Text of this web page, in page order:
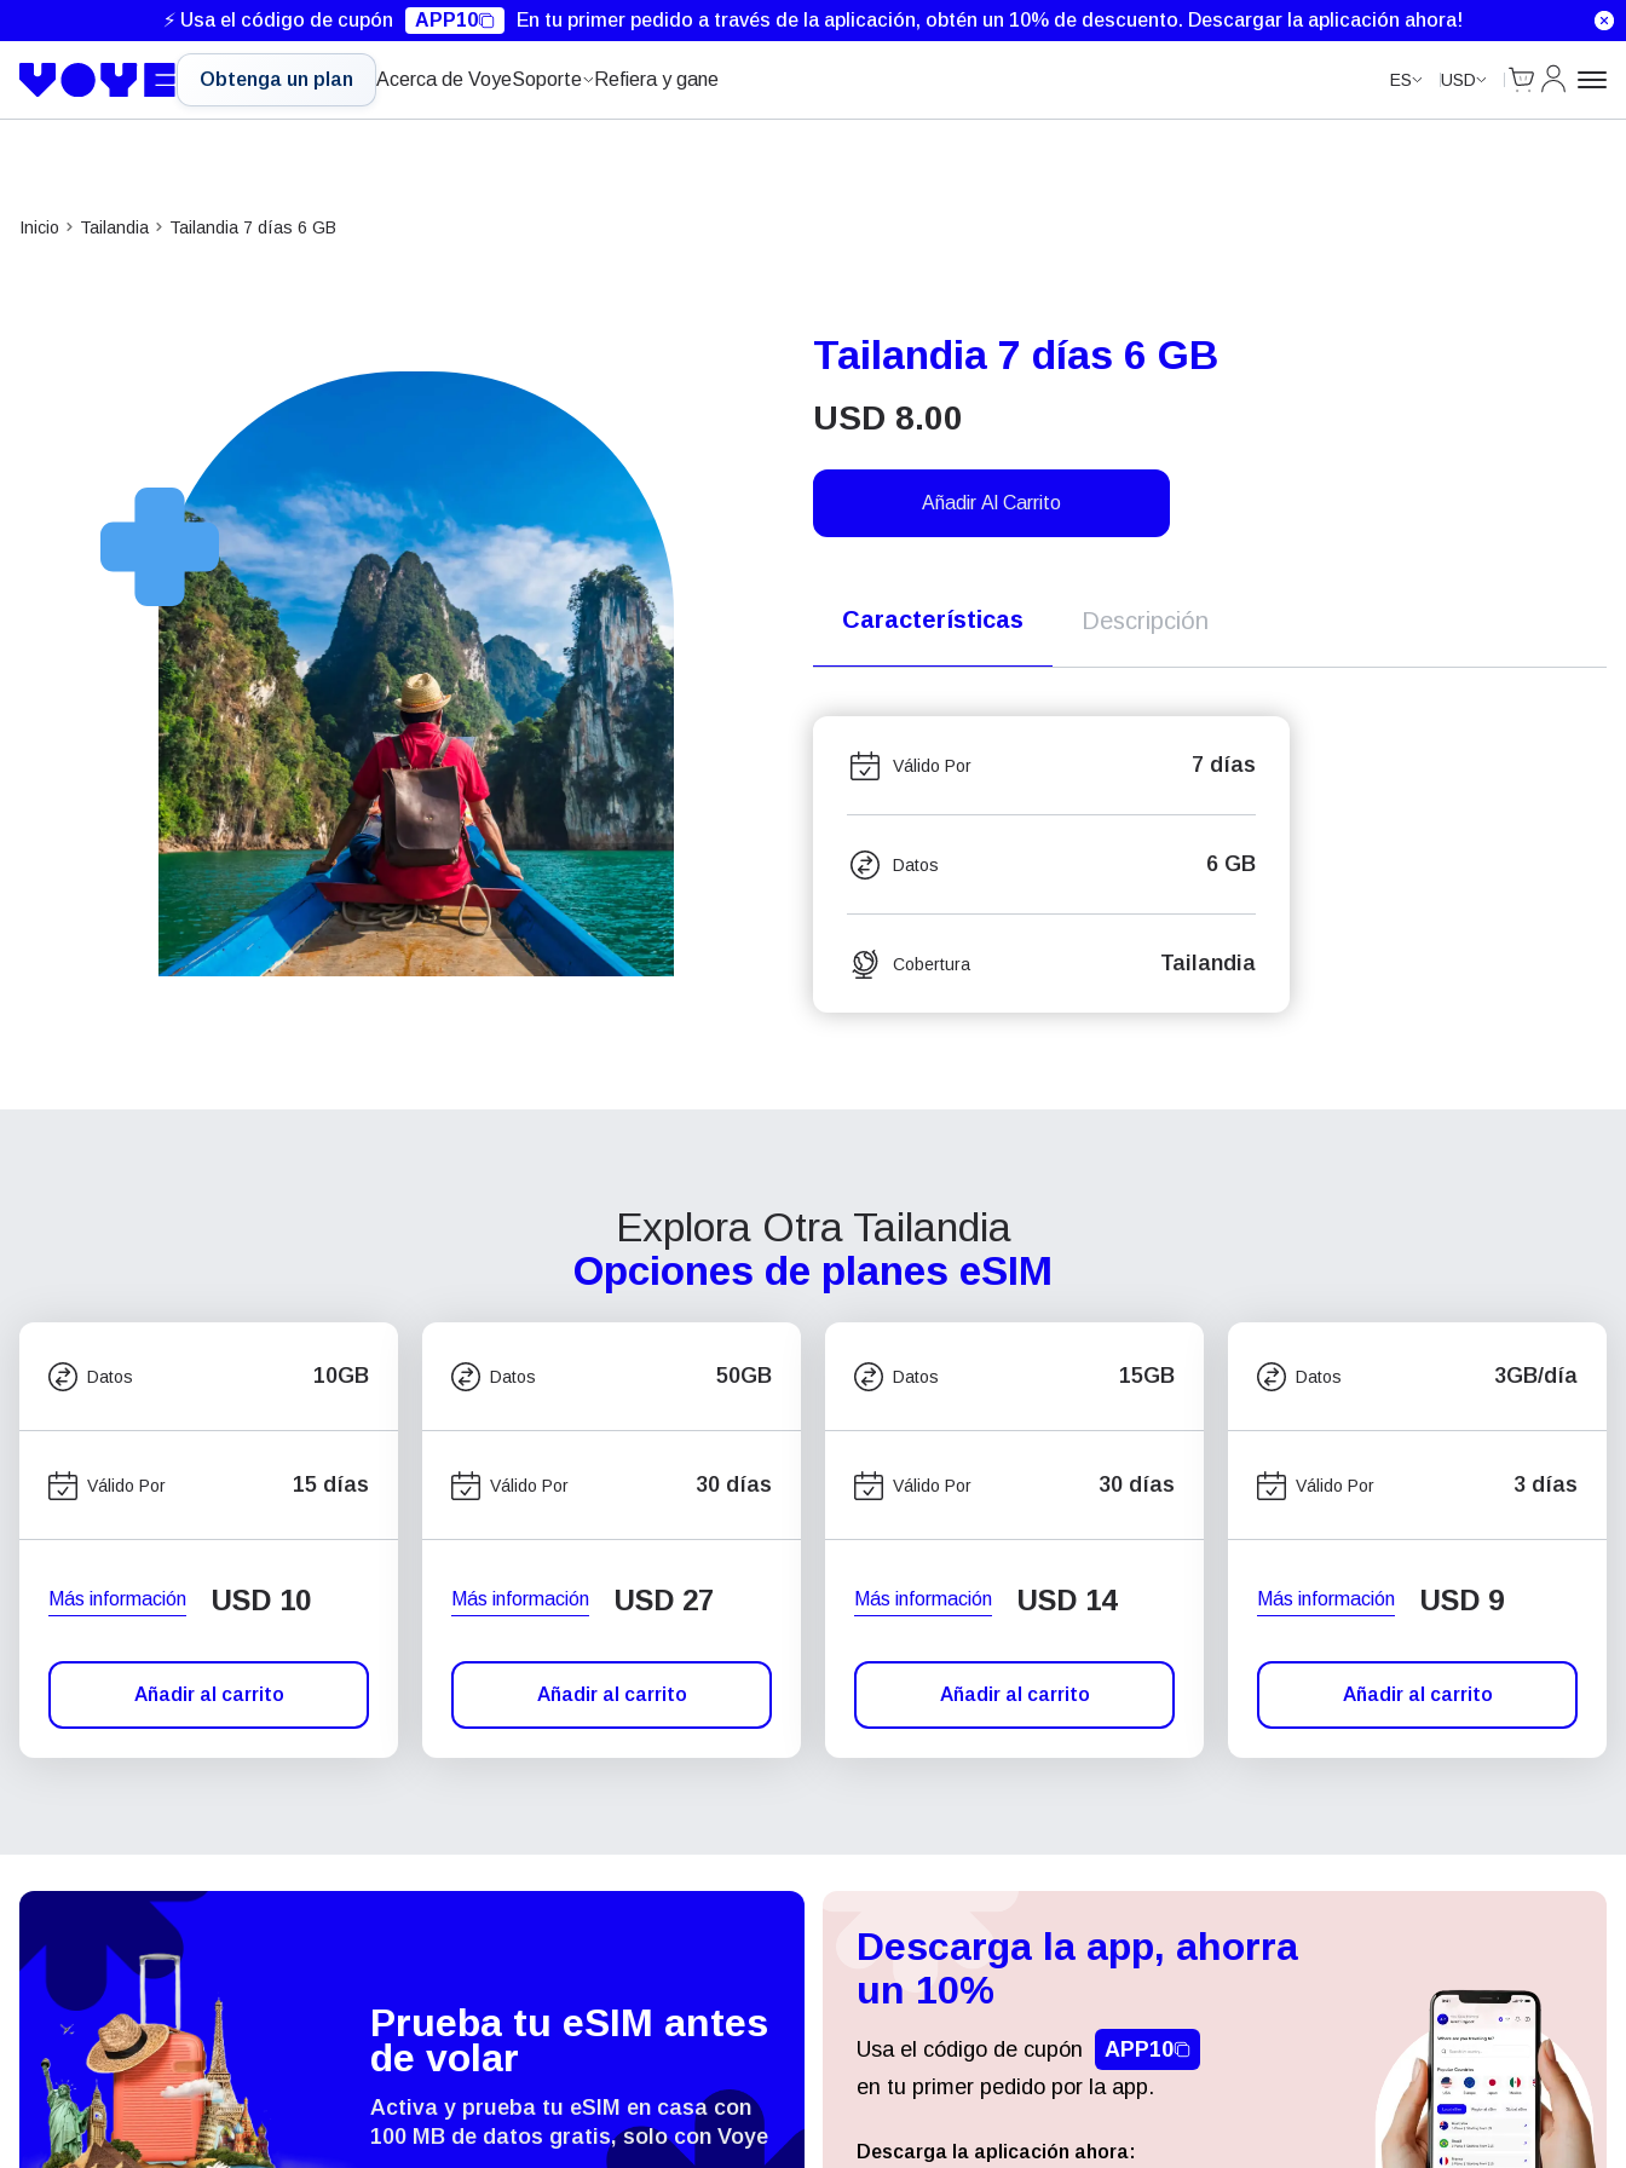
⚡ Usa el código de cupón APP10 En tu primer pedido a través de la aplicación, obtén un 10% de descuento. Descargar la aplicación ahora!
Obtenga un plan Acerca de VoyeSoporte Refiera y gane ES USD
Cart
Mi Cuenta
Inicio Tailandia Tailandia 7 días 6 GB
Tailandia 7 días 6 GB
USD 8.00
Añadir Al Carrito
Características Descripción
Válido Por 7 días
Datos 6 GB
Cobertura Tailandia
Explora Otra Tailandia
Opciones de planes eSIM
Datos 10GB
Válido Por 15 días
Más información USD 10
Añadir al carrito
Datos 50GB
Válido Por 30 días
Más información USD 27
Añadir al carrito
Datos 15GB
Válido Por 30 días
Más información USD 14
Añadir al carrito
Datos 3GB/día
Válido Por 3 días
Más información USD 9
Añadir al carrito
Cerrar ventana emergente
Prueba tu eSIM antes
de volar
Activa y prueba tu eSIM en casa con
100 MB de datos gratis, solo con Voye
Descarga la app, ahorra
un 10%
Usa el código de cupón
APP10
en tu primer pedido por la app.
Descarga la aplicación ahora:
Iniciar sesión o registrarse